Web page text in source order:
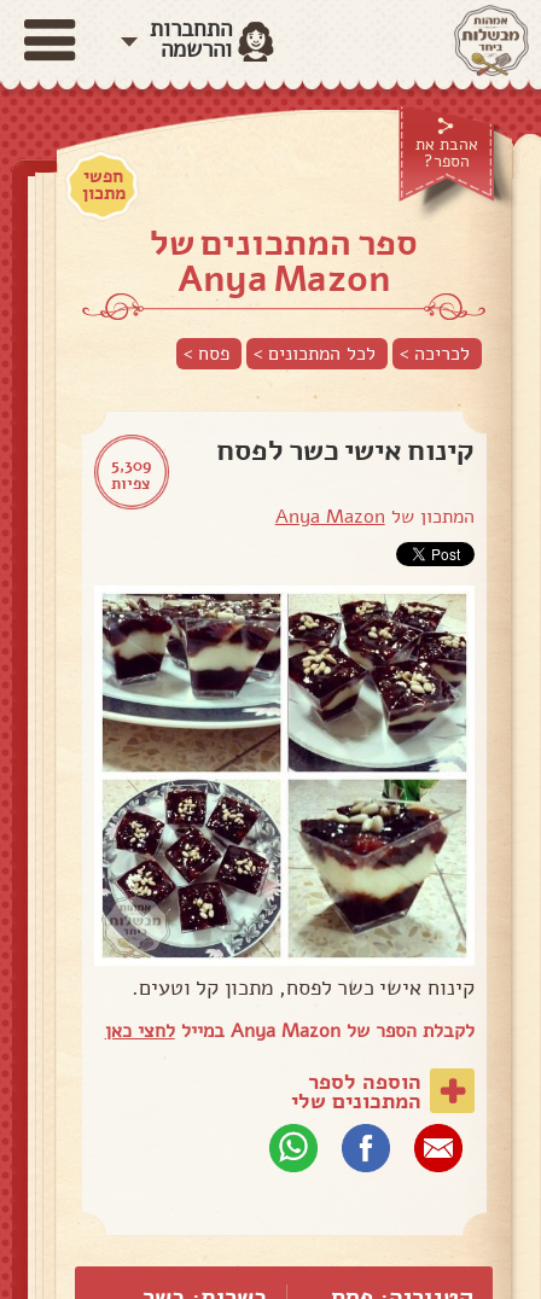
התחברות
והרשמה
אהבת את
הספר?
חפשי
מתכון
ספר המתכונים של
Anya Mazon
לכריכה > לכל המתכונים > פסח >
5,309
צפיות
קינוח אישי כשר לפסח
המתכון של Anya Mazon
קינוח אישי כשר לפסח, מתכון קל וטעים.
לקבלת הספר של Anya Mazon במייל לחצי כאן
הוספה לספר
המתכונים שלי